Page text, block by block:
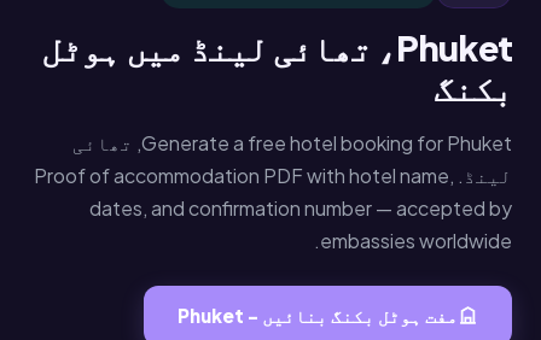
Phuket، تھائی لینڈ میں ہوٹل
بکنگ
Generate a free hotel booking for Phuket, تھائی
لینڈ. Proof of accommodation PDF with hotel name,
dates, and confirmation number — accepted by
embassies worldwide.
مفت ہوٹل بکنگ بنائیں - Phuket